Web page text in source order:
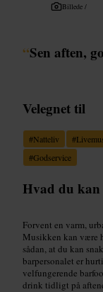
Billede /
“Sen aften,
Velegnet til
#Natteliv #
#Godservice
Hvad du kan
Forvent en varm,
Musikken kan være
sådan, at du kan
barpersonalet er
velfungerende
drink tidligt på